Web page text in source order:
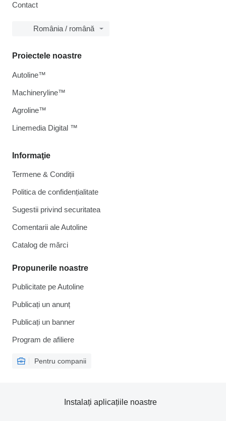
Contact
România / română
Informaţie
Termene & Condiții
Politica de confidențialitate
Sugestii privind securitatea
Comentarii ale Autoline
Catalog de mărcі
Propunerile noastre
Publicitate pe Autoline
Publicați un anunț
Publicați un banner
Program de afiliere
Pentru companii
Proiectele noastre
Autoline™
Machineryline™
Agroline™
Linemedia Digital ™
Instalați aplicațiile noastre